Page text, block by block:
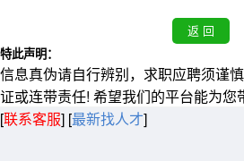
特此声明：
信息真伪请自行辨别，求职应聘须谨
证或连带责任! 希望我们的平台能为您
[联系客服] [最新找人才]